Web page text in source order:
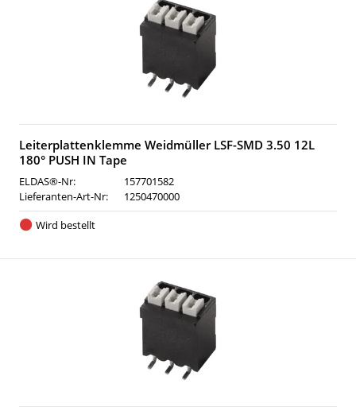
Leiterplattenklemme Weidmüller LSF-SMD 3.50 12L
180° PUSH IN Tape
ELDAS®-Nr:
157701582
Lieferanten-Art-Nr:
1250470000
Wird bestellt